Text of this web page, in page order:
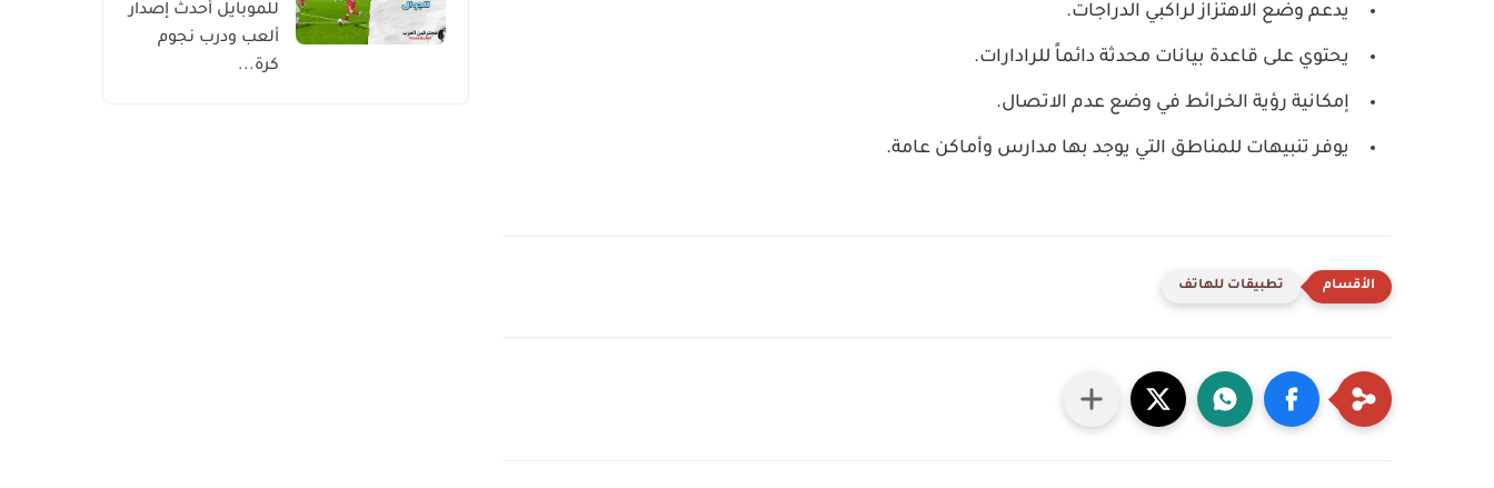
يدعم وضع الاهتزاز لراكبي الدراجات.
يحتوي على قاعدة بيانات محدثة دائماً للرادارات.
إمكانية رؤية الخرائط في وضع عدم الاتصال.
يوفر تنبيهات للمناطق التي يوجد بها مدارس وأماكن عامة.
تطبيقات للهاتف
للموبايل أحدث إصدار
ألعب ودرب نجوم
كرة...